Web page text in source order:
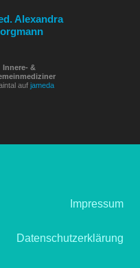
Alexandra
Innere- &
auf jameda
Impressum
Datenschutzerklärung